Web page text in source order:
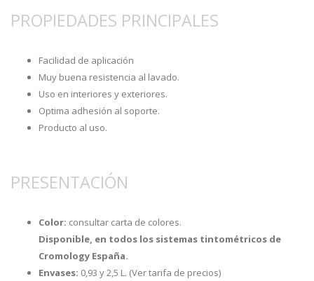
PROPIEDADES PRINCIPALES
Facilidad de aplicación
Muy buena resistencia al lavado.
Uso en interiores y exteriores.
Optima adhesión al soporte.
Producto al uso.
PRESENTACIÓN
Color: consultar carta de colores.
Disponible, en todos los sistemas tintométricos de
Cromology España.
Envases: 0,93 y 2,5 L. (Ver tarifa de precios)